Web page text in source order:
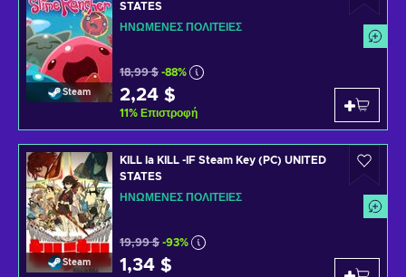
Steam
STATES
ΗΝΩΜΈΝΕΣ ΠΟΛΙΤΕΊΕΣ
18,99 $ -88%
2,24 $
11% Επιστροφή
Steam
KILL la KILL -IF Steam Key (PC) UNITED
STATES
ΗΝΩΜΈΝΕΣ ΠΟΛΙΤΕΊΕΣ
19,99 $ -93%
1,34 $